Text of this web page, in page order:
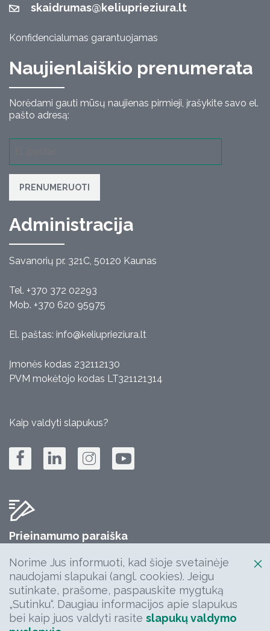
skaidrumas@keliuprieziura.lt
Konfidencialumas garantuojamas
Naujienlaiškio prenumerata
Norėdami gauti mūsų naujienas pirmieji, įrašykite savo el.
pašto adresą:
PRENUMERUOTI
Administracija
Savanorių pr. 321C, 50120 Kaunas
Tel. +370 372 02293
Mob. +370 620 95975
El. paštas: info@keliuprieziura.lt
Įmonės kodas 232112130
PVM mokėtojo kodas LT321121314
Kaip valdyti slapukus?
Prieinamumo paraiška
info@keliuprieziura.lt
Norime Jus informuoti, kad šioje svetainėje
naudojami slapukai (angl. cookies). Jeigu
sutinkate, prašome, paspauskite mygtuką
„Sutinku“. Daugiau informacijos apie slapukus
bei kaip juos valdyti rasite slapukų valdymo